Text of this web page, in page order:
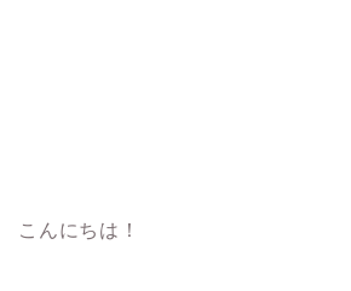
こんにちは！